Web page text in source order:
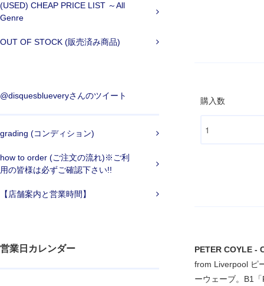
(USED) CHEAP PRICE LIST ～All
Genre
OUT OF STOCK (販売済み商品)
@disquesblueveryさんのツイート
grading (コンディション)
how to order (ご注文の流れ)※ご利
用の皆様は必ずご確認下さい!!
【店舗案内と営業時間】
営業日カレンダー
購入数
PETER COYLE -
from Liverpool ピ
ーウェーブ。B1